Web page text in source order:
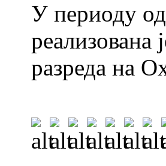
У периоду
реализована
разреда на